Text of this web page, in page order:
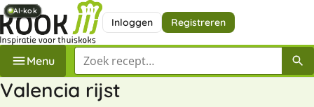
Inloggen Registreren
Menu Zoek een recept
Valencia rijst
AI-kok
AI-kok
AI-kok
AI-kok
AI-kok
AI-kok
AI-kok